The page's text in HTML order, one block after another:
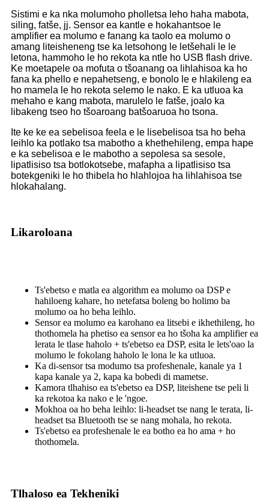
Sistimi e ka nka molumoho pholletsa leho haha ​​mabota,
siling, fatše, jj. Sensor ea kantle e hokahantsoe le
amplifier ea molumo e fanang ka taolo ea molumo o
amang liteisheneng tse ka letsohong le letšehali le le
letona, hammoho le ho rekota ka ntle ho USB flash drive.
Ke moetapele oa mofuta o tšoanang oa lihlahisoa ka ho
fana ka phello e nepahetseng, e bonolo le e hlakileng ea
ho mamela le ho rekota selemo le nako. E ka utluoa ka
mehaho e kang mabota, marulelo le fatše, joalo ka
libakeng tseo ho tšoaroang batšoaruoa ho tsona.
Ite ke ke ea sebelisoa feela e le lisebelisoa tsa ho beha
leihlo ka potlako tsa mabotho a khethehileng, empa hape
e ka sebelisoa e le mabotho a sepolesa sa sesole,
lipatlisiso tsa botlokotsebe, mafapha a lipatlisiso tsa
botekgeniki le ho thibela ho hlahlojoa ha lihlahisoa tse
hlokahalang.
Likaroloana
Ts'ebetso e matla ea algorithm ea molumo oa DSP e
hahiloeng kahare, ho netefatsa boleng bo holimo ba
molumo oa ho beha leihlo.
Sensor ea molumo ea karohano ea litsebi e ikhethileng, ho
thothomela ha phetiso ea sensor ea ho tšoha ka amplifier ea
lerata le tlase haholo + ts'ebetso ea DSP, esita le lets'oao la
molumo le fokolang haholo le lona le ka utluoa.
Ka di-sensor tsa modumo tsa profeshenale, kanale ya 1
kapa kanale ya 2, kapa ka bobedi di mametse.
Kamora tlhahiso ea ts'ebetso ea DSP, liteishene tse peli li
ka rekotoa ka nako e le 'ngoe.
Mokhoa oa ho beha leihlo: li-headset tse nang le terata, li-
headset tsa Bluetooth tse se nang mohala, ho rekota.
Ts'ebetso ea profeshenale le ea botho ea ho ama + ho
thothomela.
Tlhaloso ea Tekheniki